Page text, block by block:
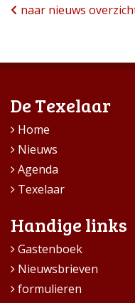
naar nieuws
De Texelaar
Home
Nieuws
Agenda
Texelaar
Handige links
Gastenboek
Nieuwsbrieven
formulieren